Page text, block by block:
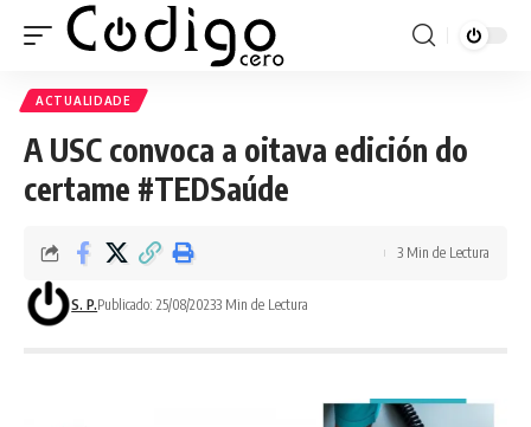
ACTUALIDADE
A USC convoca a oitava edición do
certame #TEDSaúde
S. P.Publicado: 25/08/20233 Min de Lectura
3 Min de Lectura